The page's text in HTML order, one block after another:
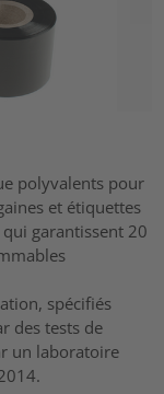
polyvalents pour
et étiquettes
garantissent 20
spécifiés
des tests de
un laboratoire